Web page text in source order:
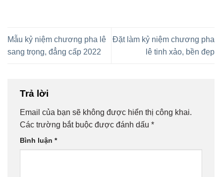
Mẫu kỷ niệm chương pha lê
sang trọng, đẳng cấp 2022
Đặt làm kỷ niệm chương pha
lê tinh xảo, bền đẹp
Trả lời
Email của bạn sẽ không được hiển thị công khai.
Các trường bắt buộc được đánh dấu *
Bình luận *